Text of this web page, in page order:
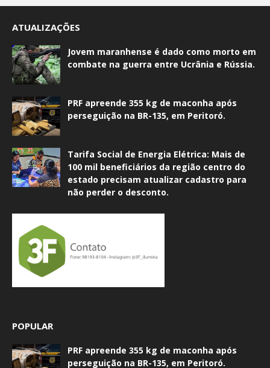
ATUALIZAÇÕES
Jovem maranhense é dado como morto em
combate na guerra entre Ucrânia e Rússia.
PRF apreende 355 kg de maconha após
perseguição na BR-135, em Peritoró.
Tarifa Social de Energia Elétrica: Mais de
100 mil beneficiários da região centro do
estado precisam atualizar cadastro para
não perder o desconto.
POPULAR
PRF apreende 355 kg de maconha após
perseguição na BR-135, em Peritoró.